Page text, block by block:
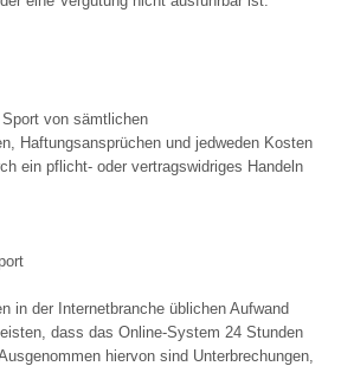
von sämtlichen
Haftungsansprüchen und jedweden Kosten
ein pflicht- oder vertragswidriges Handeln
in der Internetbranche üblichen Aufwand
dass das Online-System 24 Stunden
hiervon sind Unterbrechungen,